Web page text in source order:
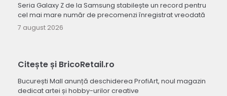
Seria Galaxy Z de la Samsung stabilește un record pentru
cel mai mare număr de precomenzi înregistrat vreodată
7 august 2026
Citește și BricoRetail.ro
București Mall anunță deschiderea ProfiArt, noul magazin
dedicat artei și hobby-urilor creative